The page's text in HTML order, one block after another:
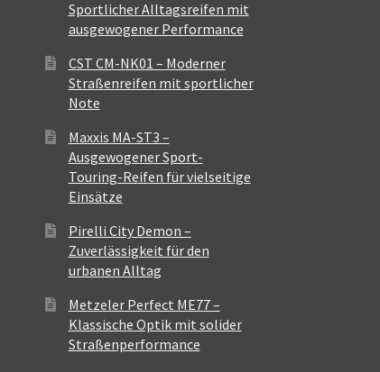
Sportlicher Alltagsreifen mit
ausgewogener Performance
CST CM-NK01 – Moderner
Straßenreifen mit sportlicher
Note
Maxxis MA-ST3 –
Ausgewogener Sport-
Touring-Reifen für vielseitige
Einsätze
Pirelli City Demon –
Zuverlässigkeit für den
urbanen Alltag
Metzeler Perfect ME77 –
Klassische Optik mit solider
Straßenperformance